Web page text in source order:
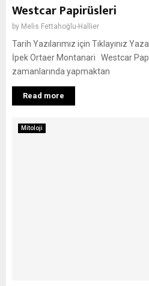
Westcar Papirüsleri
by Melis Fettahoğlu-Hallier
Tarih Yazılarımız için Tıklayınız
İpek Ortaer Montanari Westcar
zamanlarında yapmaktan
Read more
Mitoloji